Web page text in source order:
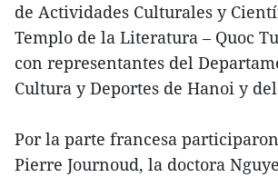
de Actividades Culturales y
Templo de la Literatura – Quoc
con representantes del
Cultura y Deportes de Hanoi y
Por la parte francesa
Pierre Journoud, la doctora